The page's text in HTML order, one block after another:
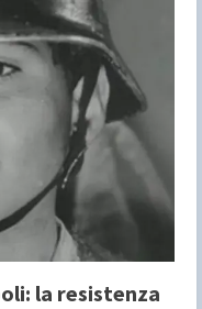
la resistenza